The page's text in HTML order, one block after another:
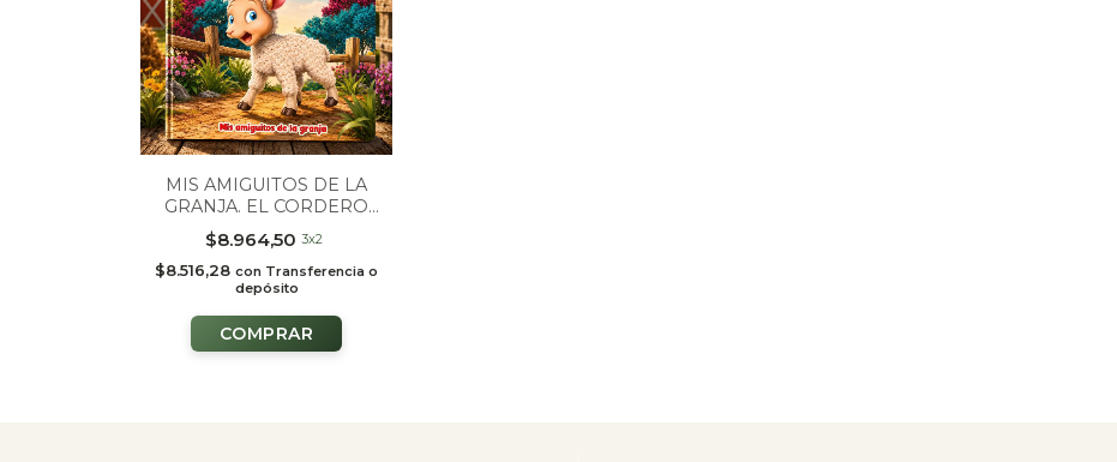
MIS AMIGUITOS DE LA
GRANJA. EL CORDERO
$8.964,50 3x2
$8.516,28 con Transferencia o
depósito